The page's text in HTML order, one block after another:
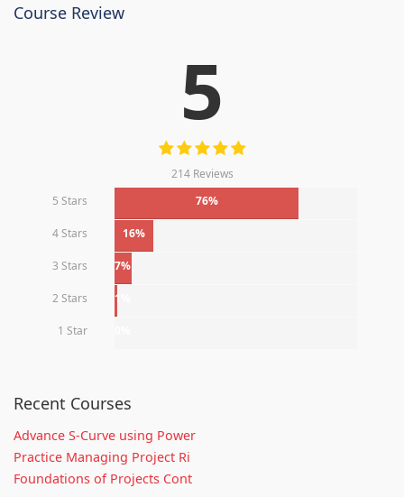
Course Review
5
214 Reviews
5 Stars
76%
4 Stars 16%
3 Stars 7%
2 Stars 1%
1 Star
Recent Courses
Advance S-Curve using Power
Practice Managing Project Ri
Foundations of Projects Cont